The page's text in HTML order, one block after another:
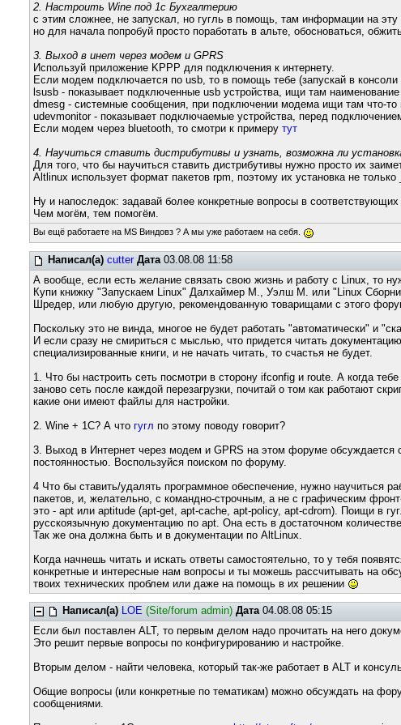
2. Настроить Wine под 1с Бухгалтерию
с этим сложнее, не запускал, но гугль в помощь, там информации на эту
но для начала попробуй просто поработать в альте, обосноваться,
3. Выход в инет через модем и GPRS
Используй приложение KPPP для подключения к интернету.
Если модем подключается по usb, то в помощь тебе (запускай в
lsusb - показывает подключенные usb устройства, ищи там
dmesg - системные сообщения, при подключении модема ищи там что-
udevmonitor - показывает подключаемые устройства, перед
Если модем через bluetooth, то смотри к примерутут
4. Научиться ставить дистрибутивы и узнать, возможна ли
Для того, что бы научиться ставить дистрибутивы нужно просто их
Altlinux использует формат пакетов rpm, поэтому их установка не
Ну и напоследок: задавай более конкретные вопросы в
Чем могём, тем помогём.
Вы ещё работаете на MS Виндовз ? А мы уже работаем на себя.
Написал(а) cutter Дата03.08.08 11:58
А вообще, если есть желание связать свою жизнь и работу с Linux, то
Купи книжку "Запускаем Linux" Далхаймер М., Уэлш М. или "Linux
Шредер, или любую другую, рекомендованную товарищами с этого
Поскольку это не винда, многое не будет работать "автоматически" и
И если сразу не смириться с мыслью, что придется читать
специализированные книги, и не начать читать, то счастья не будет.
1. Что бы настроить сеть посмотри в сторону ifconfig и route. А когда тебе
заново сеть после каждой перезагрузки, почитай о том как работают
какие они имеют файлы для настройки.
2. Wine + 1C? А что гугл по этому поводу говорит?
3. Выход в Интернет через модем и GPRS на этом форуме обсуждается
постоянностью. Воспользуйся поиском по форуму.
4 Что бы ставить/удалять программное обеспечение, нужно научиться
пакетов, и, желательно, с командно-строчным, а не с графическим
это - apt или aptitude (apt-get, apt-cache, apt-policy, apt-cdrom). Поищи в
русскоязычную документацию по apt. Она есть в достаточном
Так же она должна быть и в документации по AltLinux.
Когда начнешь читать и искать ответы самостоятельно, то у тебя
конкретные и интересные нам вопросы и ты можешь рассчитывать на
твоих технических проблем или даже на помощь в их решении
Написал(а) LOE (Site/forum admin) Дата04.08.08 05:15
Если был поставлен ALT, то первым делом надо прочитать на него
Это решит первые вопросы по конфигурированию и настройке.
Вторым делом - найти человека, который так-же работает в ALT и
Общие вопросы (или конкретные по тематикам) можно обсуждать на
сообщениями.